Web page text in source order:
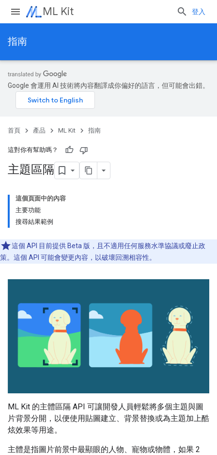
ML Kit 登入
指南
Google 會運用 AI 技術將內容翻譯成你偏好的語言，但可能會出錯。
首頁 產品 ML Kit 指南
這對你有幫助嗎？
主題區隔
這個頁面中的內容
主要功能
搜尋結果範例
這個 API 目前提供 Beta 版，且不適用任何服務水準協議或廢止政
策。這個 API 可能會變更內容，以破壞回溯相容性。
ML Kit 的主體區隔 API 可讓開發人員輕鬆將多個主題與圖
片背景分開，以便使用貼圖建立、背景替換或為主題加上酷
炫效果等用途。
主體是指圖片前景中最顯眼的人物、寵物或物體，如果 2